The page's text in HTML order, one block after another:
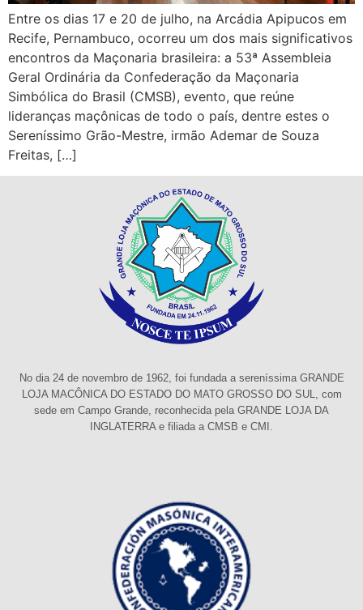
Entre os dias 17 e 20 de julho, na Arcádia Apipucos em
Recife, Pernambuco, ocorreu um dos mais significativos
encontros da Maçonaria brasileira: a 53ª Assembleia
Geral Ordinária da Confederação da Maçonaria
Simbólica do Brasil (CMSB), evento, que reúne
lideranças maçônicas de todo o país, dentre estes o
Sereníssimo Grão-Mestre, irmão Ademar de Souza
Freitas, […]
No dia 24 de novembro de 1962, foi fundada a sereníssima GRANDE
LOJA MACÔNICA DO ESTADO DO MATO GROSSO DO SUL, com
sede em Campo Grande, reconhecida pela GRANDE LOJA DA
INGLATERRA e filiada a CMSB e CMI.